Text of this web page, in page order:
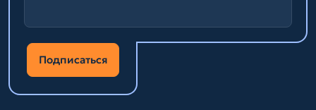
Подписаться